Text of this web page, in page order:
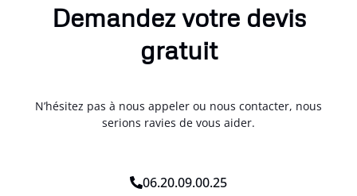
Demandez votre devis
gratuit
N’hésitez pas à nous appeler ou nous contacter, nous
serions ravies de vous aider.
06.20.09.00.25